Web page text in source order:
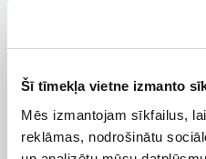
Šī tīmekļa vietne izmanto
Mēs izmantojam sīkfailus,
reklāmas, nodrošinātu